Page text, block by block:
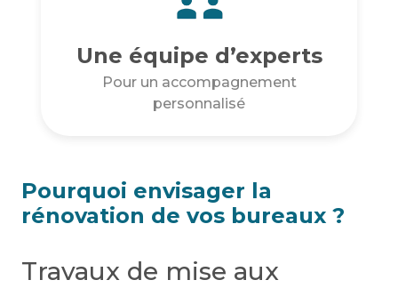
Une équipe d’experts
Pour un accompagnement
personnalisé
Pourquoi envisager la
rénovation de vos bureaux ?
Travaux de mise aux